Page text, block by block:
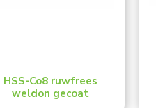
HSS-Co8 ruwfrees
weldon gecoat